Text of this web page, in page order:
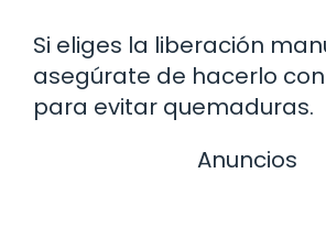
Si eliges la liberación
asegúrate de hacerlo
para evitar quemaduras.
Anuncios